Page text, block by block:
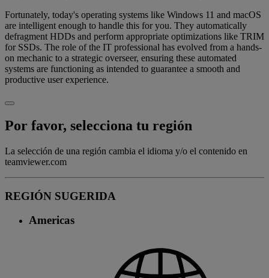
Fortunately, today's operating systems like Windows 11 and macOS
are intelligent enough to handle this for you. They automatically
defragment HDDs and perform appropriate optimizations like TRIM
for SSDs. The role of the IT professional has evolved from a hands-
on mechanic to a strategic overseer, ensuring these automated
systems are functioning as intended to guarantee a smooth and
productive user experience.
Por favor, selecciona tu región
La selección de una región cambia el idioma y/o el contenido en
teamviewer.com
REGIÓN SUGERIDA
Americas